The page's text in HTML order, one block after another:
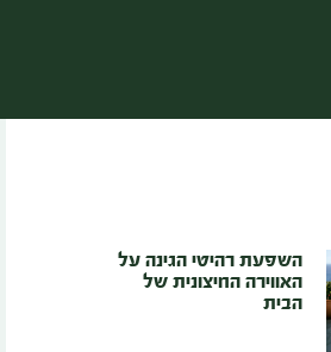
השפעת רהיטי הגינה על
האווירה החיצונית של
הבית